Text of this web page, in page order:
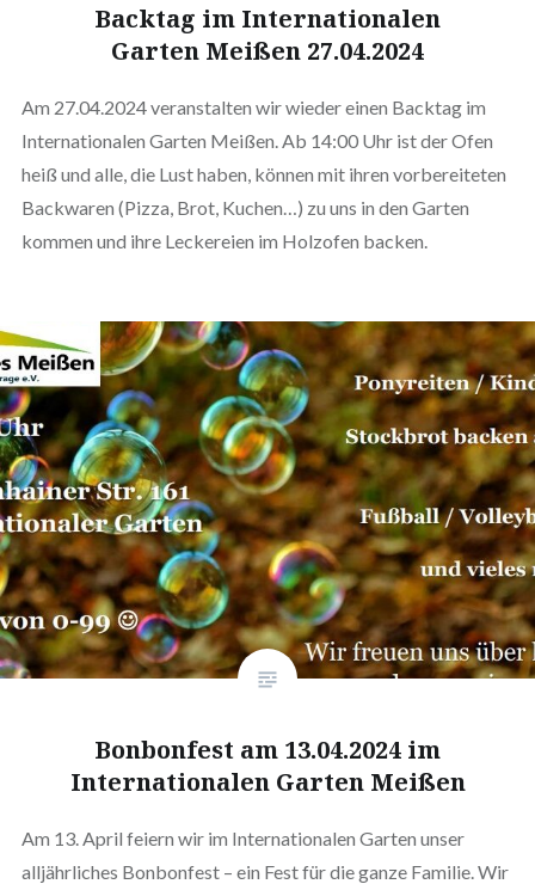
Backtag im Internationalen
Garten Meißen 27.04.2024
Am 27.04.2024 veranstalten wir wieder einen Backtag im
Internationalen Garten Meißen. Ab 14:00 Uhr ist der Ofen
heiß und alle, die Lust haben, können mit ihren vorbereiteten
Backwaren (Pizza, Brot, Kuchen…) zu uns in den Garten
kommen und ihre Leckereien im Holzofen backen.
Bonbonfest am 13.04.2024 im
Internationalen Garten Meißen
Am 13. April feiern wir im Internationalen Garten unser
alljährliches Bonbonfest – ein Fest für die ganze Familie. Wir